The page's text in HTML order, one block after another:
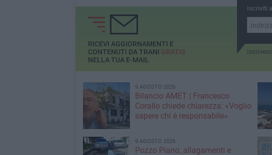
Iscriviti
RICEVI AGGIORNAMENTI E
CONTENUTI DA TRANI GRATIS
NELLA TUA E-MAIL
9 AGOSTO 2026
Bilancio AMET | Francesco
Corallo chiede chiarezza: «Voglio
sapere chi è responsabile»
9 AGOSTO 2026
Pozzo Piano, allagamenti e